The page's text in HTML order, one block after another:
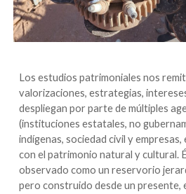
Los estudios patrimoniales nos
valorizaciones, estrategias,
despliegan por parte de múltiples
(instituciones estatales, no
indígenas, sociedad civil y
con el patrimonio natural y cultural.
observado como un reservorio
pero construido desde un presente,